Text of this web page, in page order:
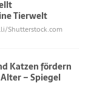
Tierwelt
Shutterstock.com
Katzen fördern
– Spiegel